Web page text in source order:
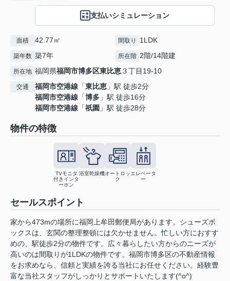
支払いシミュレーション
面積 42.77㎡ 間取り 1LDK
築年数 築7年 所在階 2階/14階建
所在地 福岡県福岡市博多区東比恵３丁目19-10
交通 福岡市空港線 「東比恵 」駅 徒歩2分
福岡市空港線 「博多 」駅 徒歩16分
福岡市空港線 「祇園 」駅 徒歩28分
物件の特徴
TVモニタ
付きインタ
ーホン
浴室乾燥機オートロッ
ク
エレベータ
ー
セールスポイント
家から473mの場所に福岡上牟田郵便局があります。シューズボ
ックスは、玄関の整理整頓には欠かせません。忙しい方におすす
めの、駅徒歩2分の物件です。広々暮らしたい方からのニーズが
高いのは間取りが1LDKの物件です。福岡市博多区の不動産情報
をお求めなら、信頼と実績を誇る当社にお任せください。経験豊
富な当社スタッフがしっかりとサポートいたします(^o^)